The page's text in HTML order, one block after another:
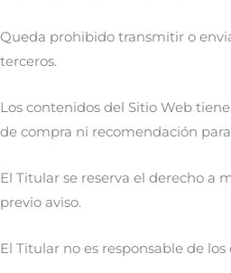
Queda prohibido transmitir o
terceros.
Los contenidos del Sitio Web
de compra ni recomendación
El Titular se reserva el derecho a
previo aviso.
El Titular no es responsable de